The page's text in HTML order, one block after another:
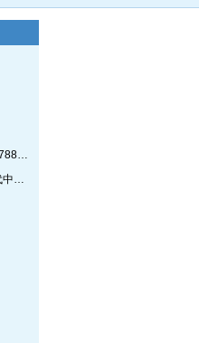
第05版：红船初心专刊（总第1788期）
第06版：学习贯彻习近平新时代中国特色社会主义思想专刊